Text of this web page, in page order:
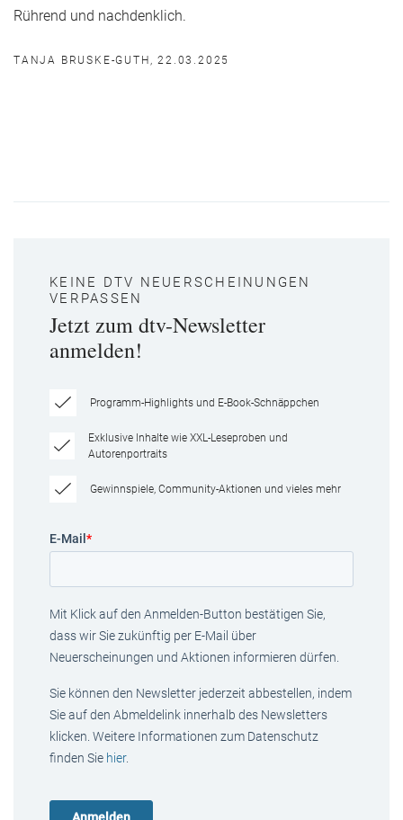
Rührend und nachdenklich.
TANJA BRUSKE-GUTH, 22.03.2025
KEINE DTV NEUERSCHEINUNGEN
VERPASSEN
Jetzt zum dtv-Newsletter
anmelden!
Programm-Highlights und E-Book-Schnäppchen
Exklusive Inhalte wie XXL-Leseproben und
Autorenportraits
Gewinnspiele, Community-Aktionen und vieles mehr
E-Mail *
Mit Klick auf den Anmelden-Button bestätigen Sie,
dass wir Sie zukünftig per E-Mail über
Neuerscheinungen und Aktionen informieren dürfen.
Sie können den Newsletter jederzeit abbestellen, indem
Sie auf den Abmeldelink innerhalb des Newsletters
klicken. Weitere Informationen zum Datenschutz
finden Sie hier.